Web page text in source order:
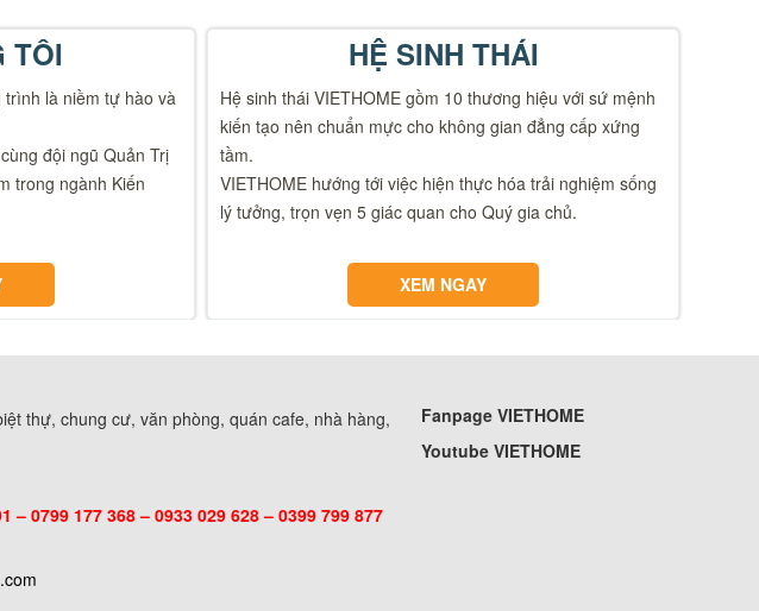
TÔI
là niềm tự hào và
đội ngũ Quản Trị
trong ngành Kiến
HỆ SINH THÁI
Hệ sinh thái VIETHOME gồm 10 thương hiệu với sứ mệnh
kiến tạo nên chuẩn mực cho không gian đẳng cấp xứng
tầm.
VIETHOME hướng tới việc hiện thực hóa trải nghiệm sống
lý tưởng, trọn vẹn 5 giác quan cho Quý gia chủ.
XEM NGAY
thự, chung cư, văn phòng, quán cafe, nhà hàng,
–0799 177 368 – 0933 029 628 – 0399 799 877
Fanpage VIETHOME
Youtube VIETHOME